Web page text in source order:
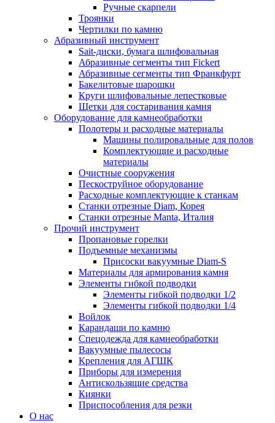
Ручные скарпели
Троянки
Чертилки по камню
Абразивный инструмент
Sait-диски, бумага шлифовальная
Абразивные сегменты тип Fickert
Абразивные сегменты тип Франкфурт
Бакелитовые шарошки
Круги шлифовальные лепестковые
Щетки для состаривания камня
Оборудование для камнеобработки
Полотеры и расходные материалы
Машины полировальные для полов
Комплектующие и расходные
материалы
Очистные сооружения
Пескоструйное оборудование
Расходные комплектующие к станкам
Станки отрезные Diam, Корея
Станки отрезные Manta, Италия
Прочий инструмент
Пропановые горелки
Подъeмные механизмы
Присоски вакуумные Diam-S
Материалы для армирования камня
Элементы гибкой подводки
Элементы гибкой подводки 1/2
Элементы гибкой подводки 1/4
Войлок
Карандаши по камню
Спецодежда для камнеобработки
Вакуумные пылесосы
Крепления для АГШК
Приборы для измерения
Антискользящие средства
Киянки
Приспособления для резки
О нас